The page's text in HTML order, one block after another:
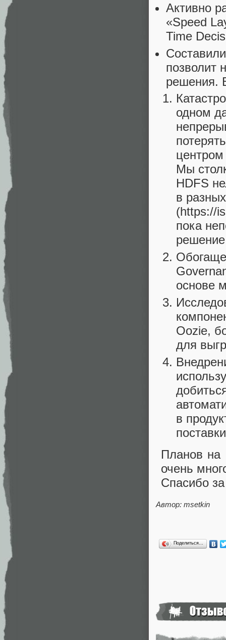
Активно
«Speed
Time
позволит
решения.
одном
Мы
HDFS
в
(https://
пока
основе
Oozie,
для
в
Планов на
очень
Спасибо
Автор: msetkin
Поделиться…